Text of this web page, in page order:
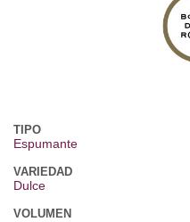
TIPO
Espumante
VARIEDAD
Dulce
VOLUMEN